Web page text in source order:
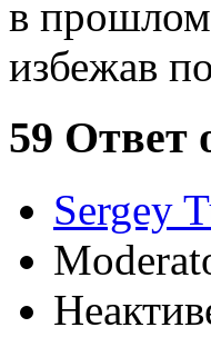
в прошлом
избежав
59 Ответ
Sergey